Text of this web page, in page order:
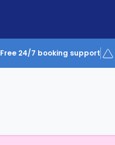
Free 24/7 booking support